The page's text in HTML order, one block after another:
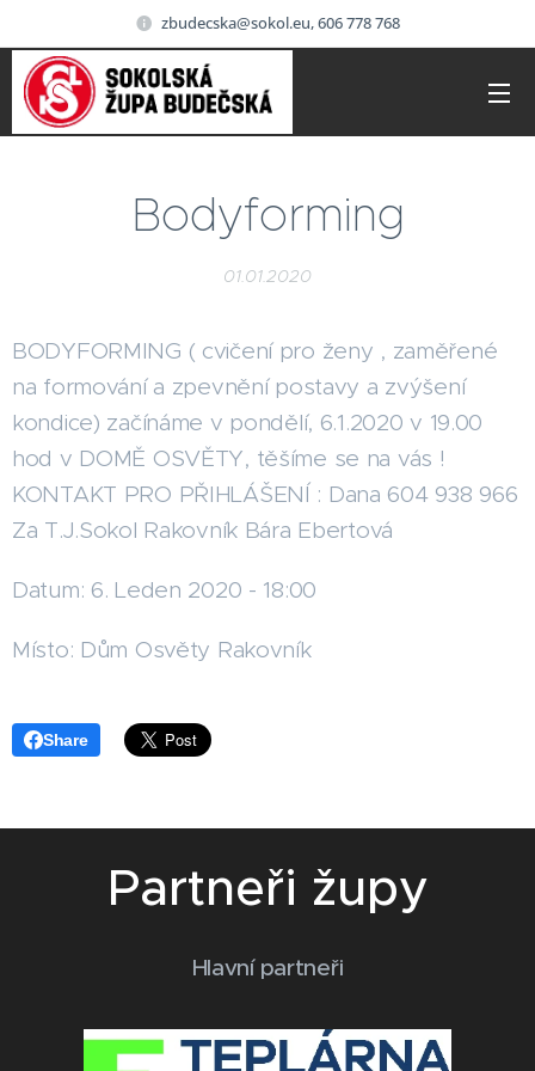
zbudecska@sokol.eu, 606 778 768
Bodyforming
01.01.2020
BODYFORMING ( cvičení pro ženy , zaměřené
na formování a zpevnění postavy a zvýšení
kondice) začínáme v pondělí, 6.1.2020 v 19.00
hod v DOMĚ OSVĚTY, těšíme se na vás !
KONTAKT PRO PŘIHLÁŠENÍ : Dana 604 938 966
Za T.J.Sokol Rakovník Bára Ebertová
Datum: 6. Leden 2020 - 18:00
Místo: Dům Osvěty Rakovník
Share
Partneři župy
Hlavní partneři